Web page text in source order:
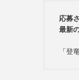
応募
最新
「登